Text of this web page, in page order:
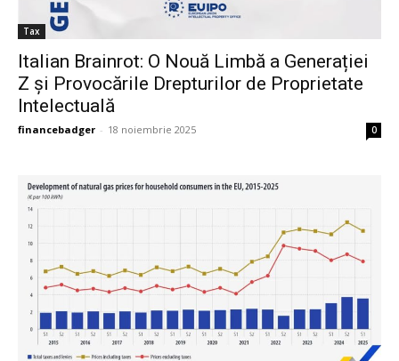
Tax
Italian Brainrot: O Nouă Limbă a Generației
Z și Provocările Drepturilor de Proprietate
Intelectuală
financebadger - 18 noiembrie 2025 0